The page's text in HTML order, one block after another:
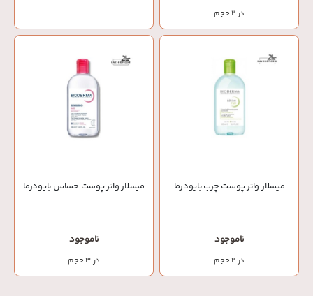
در 2 حجم
میسلار واتر پوست چرب بایودرما
ناموجود
در 2 حجم
میسلار واتر پوست حساس بایودرما
ناموجود
در 3 حجم